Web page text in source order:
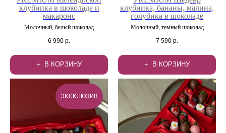
клубника в шоколаде и
макаронс
Молочный, белый шоколад
6 990 р.
В КОРЗИНУ
клубника, бананы, малина,
голубика в шоколаде
Молочный, темный шоколад
7 590 р.
В КОРЗИНУ
ЭКСКЛЮЗИВ